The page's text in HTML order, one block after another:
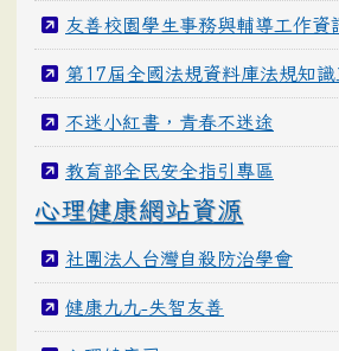
友善校園學生事務與輔導工作資
第17屆全國法規資料庫法規知識
不迷小紅書，青春不迷途
教育部全民安全指引專區
心理健康網站資源
社團法人台灣自殺防治學會
健康九九-失智友善